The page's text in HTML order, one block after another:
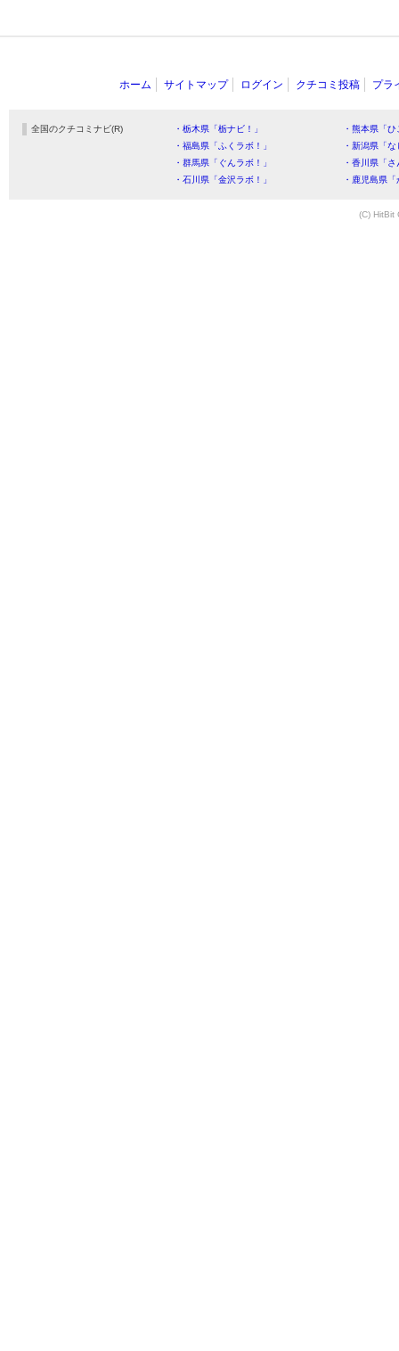
ホーム サイトマップ ログイン クチコミ投稿 プラ
全国のクチコミナビ(R) ・栃木県「栃ナビ！」
・熊本県「
・福島県「ふくラボ！」
・新潟県「
・群馬県「ぐんラボ！」
・香川県「
・石川県「金沢ラボ！」
・鹿児島県
(C) HitBit